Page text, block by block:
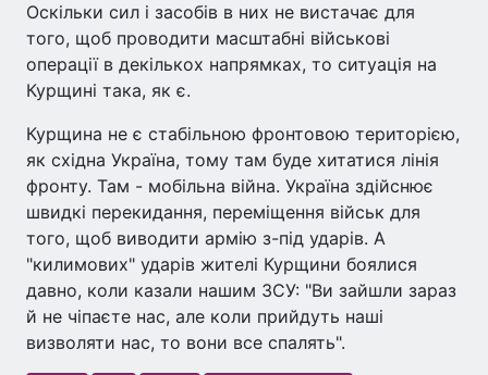
Оскільки сил і засобів в них не вистачає для
того, щоб проводити масштабні військові
операції в декількох напрямках, то ситуація на
Курщині така, як є.
Курщина не є стабільною фронтовою територією,
як східна Україна, тому там буде хитатися лінія
фронту. Там - мобільна війна. Україна здійснює
швидкі перекидання, переміщення військ для
того, щоб виводити армію з-під ударів. А
"килимових" ударів жителі Курщини боялися
давно, коли казали нашим ЗСУ: "Ви зайшли зараз
й не чіпаєте нас, але коли прийдуть наші
визволяти нас, то вони все спалять".